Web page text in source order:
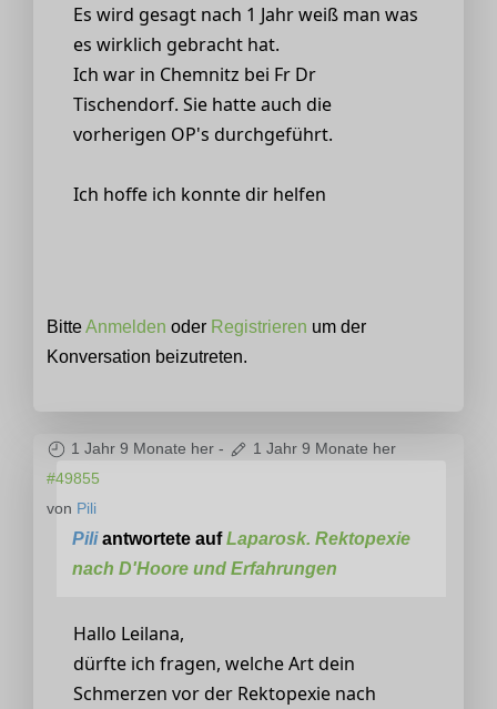
Es wird gesagt nach 1 Jahr weiß man was
es wirklich gebracht hat.
Ich war in Chemnitz bei Fr Dr
Tischendorf. Sie hatte auch die
vorherigen OP's durchgeführt.
Ich hoffe ich konnte dir helfen
BitteAnmelden oder Registrieren um der
Konversation beizutreten.
1 Jahr 9 Monate her -
1 Jahr 9 Monate her
#49855
von Pili
Piliantwortete aufLaparosk. Rektopexie
nach D'Hoore und Erfahrungen
Hallo Leilana,
dürfte ich fragen, welche Art dein
Schmerzen vor der Rektopexie nach